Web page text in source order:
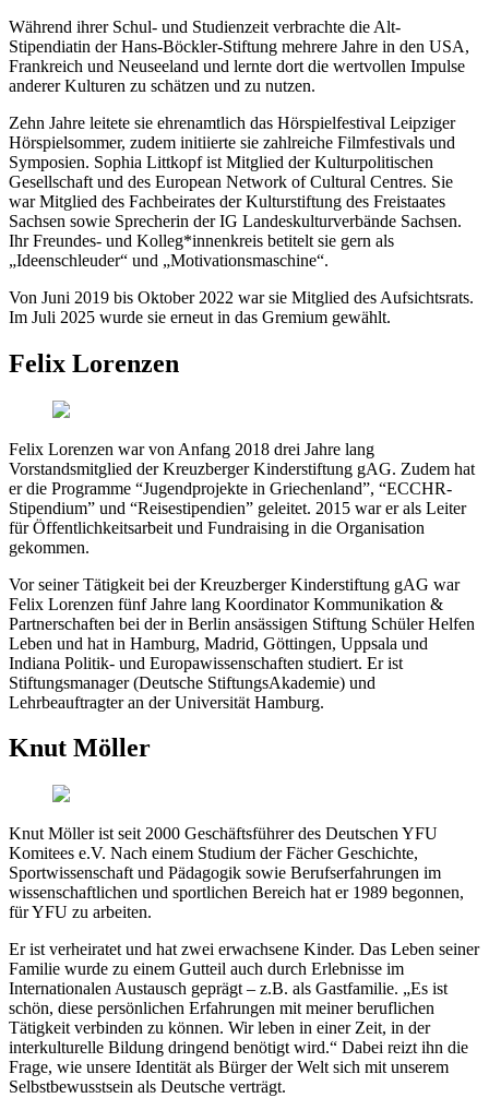
Während ihrer Schul- und Studienzeit verbrachte die Alt-
Stipendiatin der Hans-Böckler-Stiftung mehrere Jahre in den USA,
Frankreich und Neuseeland und lernte dort die wertvollen Impulse
anderer Kulturen zu schätzen und zu nutzen.
Zehn Jahre leitete sie ehrenamtlich das Hörspielfestival Leipziger
Hörspielsommer, zudem initiierte sie zahlreiche Filmfestivals und
Symposien. Sophia Littkopf ist Mitglied der Kulturpolitischen
Gesellschaft und des European Network of Cultural Centres. Sie
war Mitglied des Fachbeirates der Kulturstiftung des Freistaates
Sachsen sowie Sprecherin der IG Landeskulturverbände Sachsen.
Ihr Freundes- und Kolleg*innenkreis betitelt sie gern als
„Ideenschleuder“ und „Motivationsmaschine“.
Von Juni 2019 bis Oktober 2022 war sie Mitglied des Aufsichtsrats.
Im Juli 2025 wurde sie erneut in das Gremium gewählt.
Felix Lorenzen
Felix Lorenzen war von Anfang 2018 drei Jahre lang
Vorstandsmitglied der Kreuzberger Kinderstiftung gAG. Zudem hat
er die Programme “Jugendprojekte in Griechenland”, “ECCHR-
Stipendium” und “Reisestipendien” geleitet. 2015 war er als Leiter
für Öffentlichkeitsarbeit und Fundraising in die Organisation
gekommen.
Vor seiner Tätigkeit bei der Kreuzberger Kinderstiftung gAG war
Felix Lorenzen fünf Jahre lang Koordinator Kommunikation &
Partnerschaften bei der in Berlin ansässigen Stiftung Schüler Helfen
Leben und hat in Hamburg, Madrid, Göttingen, Uppsala und
Indiana Politik- und Europawissenschaften studiert. Er ist
Stiftungsmanager (Deutsche StiftungsAkademie) und
Lehrbeauftragter an der Universität Hamburg.
Knut Möller
Knut Möller ist seit 2000 Geschäftsführer des Deutschen YFU
Komitees e.V. Nach einem Studium der Fächer Geschichte,
Sportwissenschaft und Pädagogik sowie Berufserfahrungen im
wissenschaftlichen und sportlichen Bereich hat er 1989 begonnen,
für YFU zu arbeiten.
Er ist verheiratet und hat zwei erwachsene Kinder. Das Leben seiner
Familie wurde zu einem Gutteil auch durch Erlebnisse im
Internationalen Austausch geprägt – z.B. als Gastfamilie. „Es ist
schön, diese persönlichen Erfahrungen mit meiner beruflichen
Tätigkeit verbinden zu können. Wir leben in einer Zeit, in der
interkulturelle Bildung dringend benötigt wird.“ Dabei reizt ihn die
Frage, wie unsere Identität als Bürger der Welt sich mit unserem
Selbstbewusstsein als Deutsche verträgt.